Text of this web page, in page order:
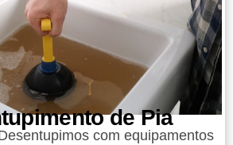
de Pia
com equipamentos